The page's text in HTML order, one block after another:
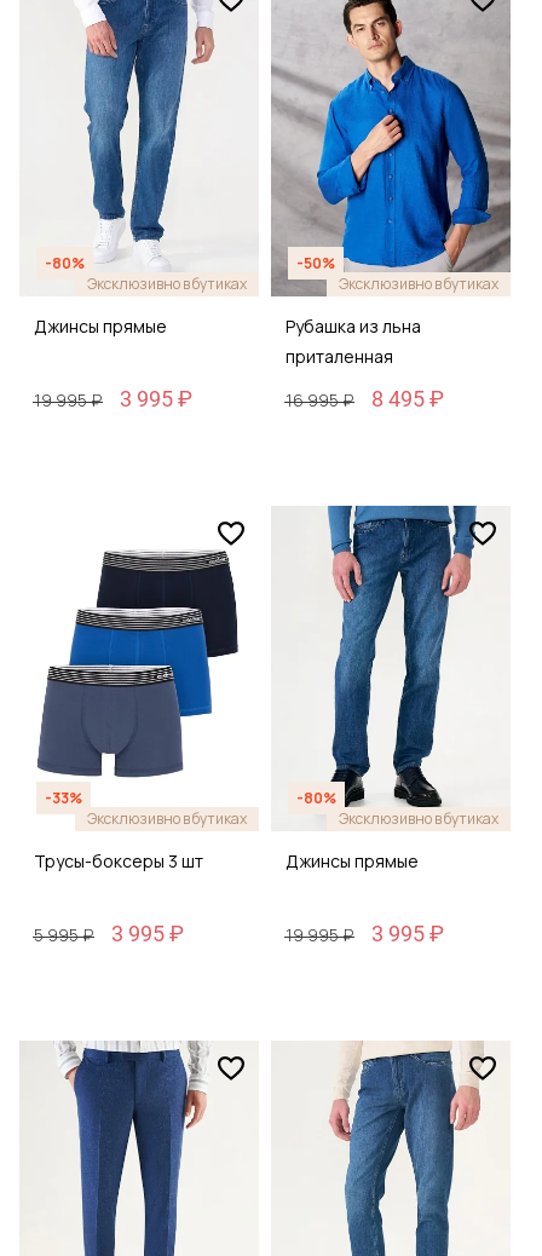
-80%
Эксклюзивно в бутиках
Джинсы прямые
19 995 ₽ 3 995 ₽
-50%
Эксклюзивно в бутиках
Рубашка из льна
приталенная
16 995 ₽
8 495 ₽
-33%
Эксклюзивно в бутиках
Трусы-боксеры 3 шт
5 995 ₽ 3 995 ₽
-80%
Эксклюзивно в бутиках
Джинсы прямые
19 995 ₽ 3 995 ₽